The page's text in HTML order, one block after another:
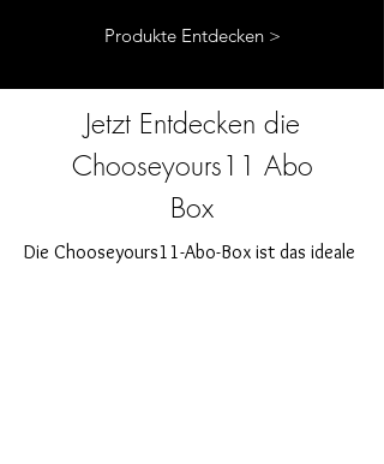
Produkte Entdecken >
Jetzt Entdecken die
Chooseyours11 Abo
Box
Die Chooseyours11-Abo-Box ist das ideale